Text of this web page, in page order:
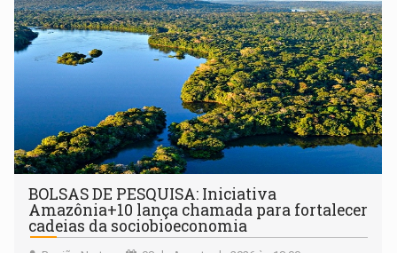
BOLSAS DE PESQUISA: Iniciativa
Amazônia+10 lança chamada para fortalecer
cadeias da sociobioeconomia